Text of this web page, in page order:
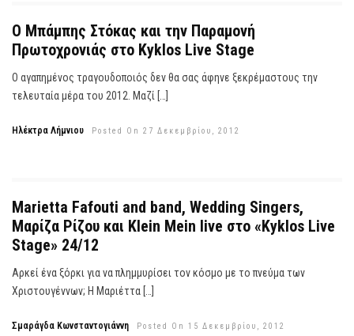
Ο Μπάμπης Στόκας και την Παραμονή
Πρωτοχρονιάς στο Kyklos Live Stage
Ο αγαπημένος τραγουδοποιός δεν θα σας άφηνε ξεκρέμαστους την
τελευταία μέρα του 2012. Μαζί […]
Ηλέκτρα Λήμνιου Posted On 27 Δεκεμβρίου, 2012
Marietta Fafouti and band, Wedding Singers,
Μαρίζα Ρίζου και Klein Mein live στο «Kyklos Live
Stage» 24/12
Αρκεί ένα ξόρκι για να πλημμυρίσει τον κόσμο με το πνεύμα των
Χριστουγέννων; Η Μαριέττα […]
Σμαράγδα Κωνσταντογιάννη Posted On 15 Δεκεμβρίου, 2012